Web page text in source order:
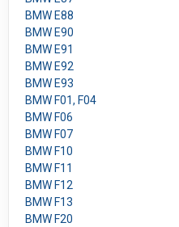
BMW E88
BMW E90
BMW E91
BMW E92
BMW E93
BMW F01, F04
BMW F06
BMW F07
BMW F10
BMW F11
BMW F12
BMW F13
BMW F20